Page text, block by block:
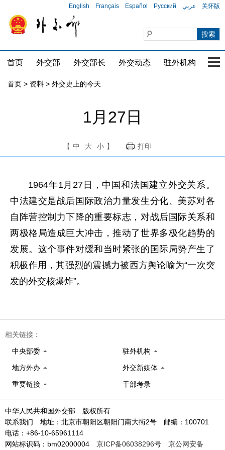
English Français Español Русский عربي 关怀版
首页 外交部 外交部长 外交动态 驻外机构 国
首页 > 资料 > 外交史上的今天
1月27日
【 中 大 小 】 打印
1964年1月27日，中国和法国建立外交关系。
中法建交是战后国际政治力量发生分化、美苏对各
自阵营控制力下降的重要标志，对战后国际关系和
两极格局造成巨大冲击，推动了世界多极化趋势的
发展。这个事件对缓和当时紧张的国际局势产生了
积极作用，其强烈的震撼力被西方舆论喻为“一次突
发的外交核爆炸”。
相关链接：
中央部委 驻外机构
地方外办 外交新媒体
重要链接 干部考录
中华人民共和国外交部 版权所有
联系我们 地址：北京市朝阳区朝阳门南大街2号 邮编：100701
电话：+86-10-65961114
网站标识码：bm02000004 京ICP备06038296号 京公网安备